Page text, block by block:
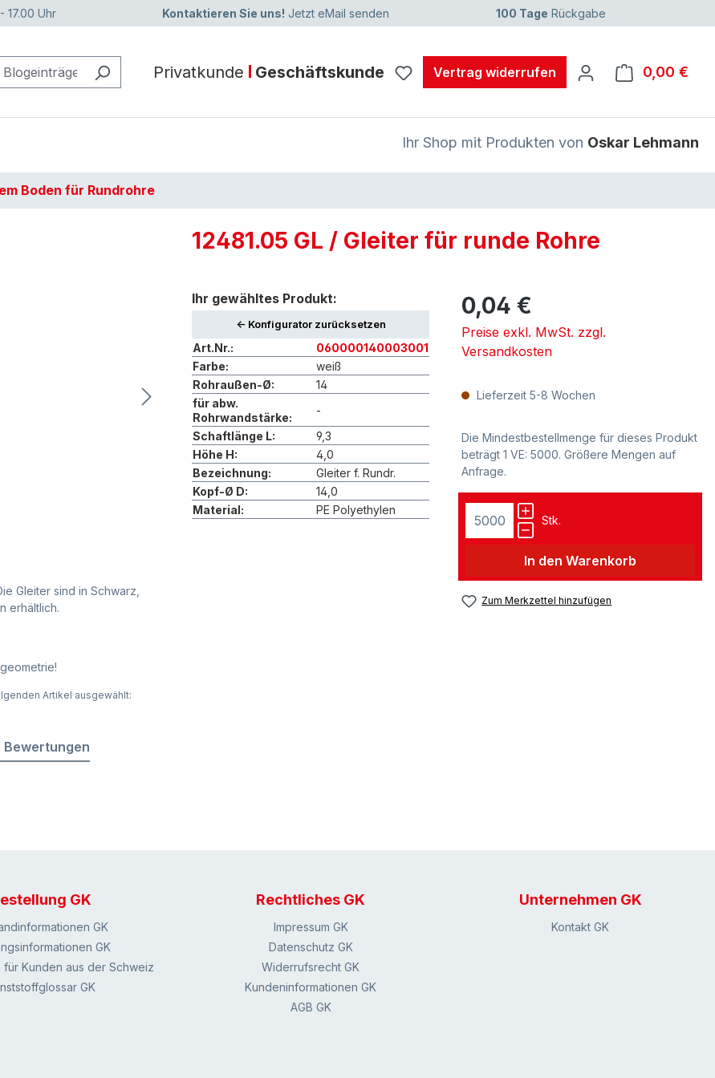
17.00 Uhr Kontaktieren Sie uns! Jetzt eMail senden 100 Tage Rückgabe
Privatkunde Geschäftskunde Vertrag widerrufen 0,00 €
Ihr Shop mit Produkten von Oskar Lehmann
Boden für Rundrohre
Gleiter sind in Schwarz,
erhältlich.
Artikel ausgewählt:
12481.05 GL / Gleiter für runde Rohre
Ihr gewähltes Produkt:
<- Konfigurator zurücksetzen
Art.Nr.:
060000140003001
Farbe:
weiß
Rohraußen-Ø:
14
für abw.
Rohrwandstärke:
-
Schaftlänge L:
9,3
Höhe H:
4,0
Bezeichnung:
Gleiter f. Rundr.
Kopf-Ø D:
14,0
Material:
PE Polyethylen
0,04 €
Preise exkl. MwSt. zzgl.
Versandkosten
Lieferzeit 5-8 Wochen
Die Mindestbestellmenge für dieses Produkt
beträgt 1 VE: 5000. Größere Mengen auf
Anfrage.
Stk.
In den Warenkorb
Zum Merkzettel hinzufügen
Bewertungen
GK
GK
GK
für Kunden aus der Schweiz
GK
Rechtliches GK
Impressum GK
Datenschutz GK
Widerrufsrecht GK
Kundeninformationen GK
AGB GK
Unternehmen GK
Kontakt GK